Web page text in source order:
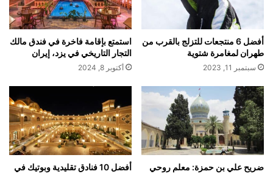
أفضل 6 منتجعات للتزلج بالقرب من
طهران لمغامرة شتوية
سبتمبر 11, 2023
استمتع بإقامة فاخرة في فندق مالك
التجار التاريخي في يزد، إيران
أكتوبر 8, 2024
ضريح علي بن حمزة: معلم روحي
أفضل 10 فنادق تقليدية وبوتيك في